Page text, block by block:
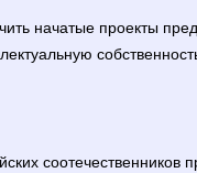
начатые проекты
соотечественников